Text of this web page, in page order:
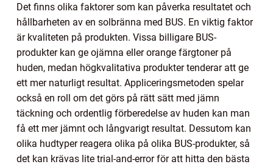
Det finns olika faktorer som kan påverka resultatet och
hållbarheten av en solbränna med BUS. En viktig faktor
är kvaliteten på produkten. Vissa billigare BUS-
produkter kan ge ojämna eller orange färgtoner på
huden, medan högkvalitativa produkter tenderar att ge
ett mer naturligt resultat. Appliceringsmetoden spelar
också en roll om det görs på rätt sätt med jämn
täckning och ordentlig förberedelse av huden kan man
få ett mer jämnt och långvarigt resultat. Dessutom kan
olika hudtyper reagera olika på olika BUS-produkter, så
det kan krävas lite trial-and-error för att hitta den bästa